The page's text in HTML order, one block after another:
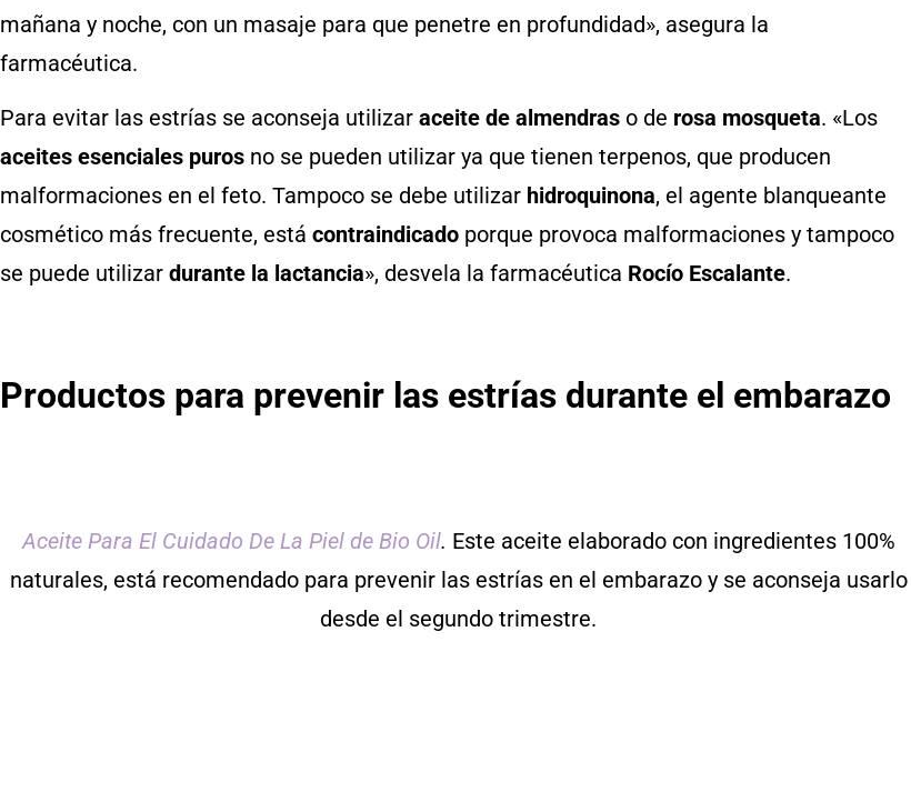
mañana y noche, con un masaje para que penetre en profundidad», asegura la
farmacéutica.
Para evitar las estrías se aconseja utilizar aceite de almendras o de rosa mosqueta. «Los
aceites esenciales puros no se pueden utilizar ya que tienen terpenos, que producen
malformaciones en el feto. Tampoco se debe utilizar hidroquinona, el agente blanqueante
cosmético más frecuente, está contraindicado porque provoca malformaciones y tampoco
se puede utilizar durante la lactancia», desvela la farmacéutica Rocío Escalante.
Productos para prevenir las estrías durante el embarazo
Aceite Para El Cuidado De La Piel de Bio Oil. Este aceite elaborado con ingredientes 100%
naturales, está recomendado para prevenir las estrías en el embarazo y se aconseja usarlo
desde el segundo trimestre.